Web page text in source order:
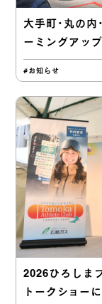
大手町・丸の
ーミングアッ
#お知らせ
2026ひろしま
トークショー